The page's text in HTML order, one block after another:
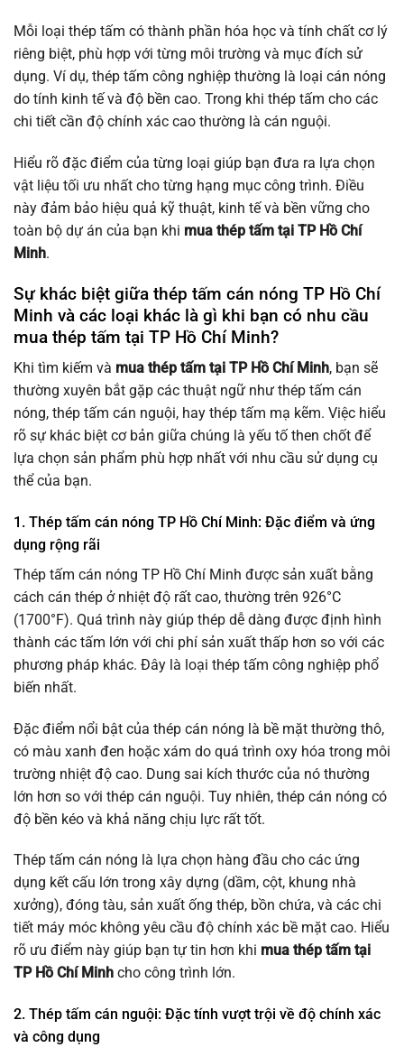
Mỗi loại thép tấm có thành phần hóa học và tính chất cơ lý
riêng biệt, phù hợp với từng môi trường và mục đích sử
dụng. Ví dụ, thép tấm công nghiệp thường là loại cán nóng
do tính kinh tế và độ bền cao. Trong khi thép tấm cho các
chi tiết cần độ chính xác cao thường là cán nguội.
Hiểu rõ đặc điểm của từng loại giúp bạn đưa ra lựa chọn
vật liệu tối ưu nhất cho từng hạng mục công trình. Điều
này đảm bảo hiệu quả kỹ thuật, kinh tế và bền vững cho
toàn bộ dự án của bạn khi mua thép tấm tại TP Hồ Chí
Minh.
Sự khác biệt giữa thép tấm cán nóng TP Hồ Chí
Minh và các loại khác là gì khi bạn có nhu cầu
mua thép tấm tại TP Hồ Chí Minh?
Khi tìm kiếm và mua thép tấm tại TP Hồ Chí Minh, bạn sẽ
thường xuyên bắt gặp các thuật ngữ như thép tấm cán
nóng, thép tấm cán nguội, hay thép tấm mạ kẽm. Việc hiểu
rõ sự khác biệt cơ bản giữa chúng là yếu tố then chốt để
lựa chọn sản phẩm phù hợp nhất với nhu cầu sử dụng cụ
thể của bạn.
1. Thép tấm cán nóng TP Hồ Chí Minh: Đặc điểm và ứng
dụng rộng rãi
Thép tấm cán nóng TP Hồ Chí Minh được sản xuất bằng
cách cán thép ở nhiệt độ rất cao, thường trên 926°C
(1700°F). Quá trình này giúp thép dễ dàng được định hình
thành các tấm lớn với chi phí sản xuất thấp hơn so với các
phương pháp khác. Đây là loại thép tấm công nghiệp phổ
biến nhất.
Đặc điểm nổi bật của thép cán nóng là bề mặt thường thô,
có màu xanh đen hoặc xám do quá trình oxy hóa trong môi
trường nhiệt độ cao. Dung sai kích thước của nó thường
lớn hơn so với thép cán nguội. Tuy nhiên, thép cán nóng có
độ bền kéo và khả năng chịu lực rất tốt.
Thép tấm cán nóng là lựa chọn hàng đầu cho các ứng
dụng kết cấu lớn trong xây dựng (dầm, cột, khung nhà
xưởng), đóng tàu, sản xuất ống thép, bồn chứa, và các chi
tiết máy móc không yêu cầu độ chính xác bề mặt cao. Hiểu
rõ ưu điểm này giúp bạn tự tin hơn khi mua thép tấm tại
TP Hồ Chí Minh cho công trình lớn.
2. Thép tấm cán nguội: Đặc tính vượt trội về độ chính xác
và công dụng